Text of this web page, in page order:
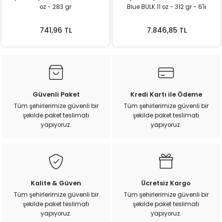
oz - 283 gr
741,96 TL
Blue BULK 11 oz - 312 gr - 6'lı
7.846,85 TL
Güvenli Paket
Tüm şehirlerimize güvenli bir
şekilde paket teslimatı
yapıyoruz.
Kredi Kartı ile Ödeme
Tüm şehirlerimize güvenli bir
şekilde paket teslimatı
yapıyoruz.
Kalite & Güven
Tüm şehirlerimize güvenli bir
şekilde paket teslimatı
yapıyoruz.
Ücretsiz Kargo
Tüm şehirlerimize güvenli bir
şekilde paket teslimatı
yapıyoruz.